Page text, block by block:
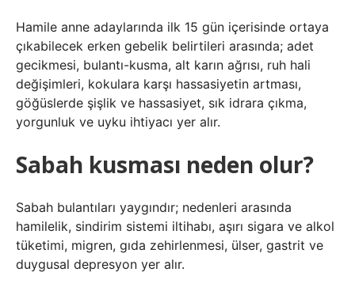
Hamile anne adaylarında ilk 15 gün içerisinde ortaya
çıkabilecek erken gebelik belirtileri arasında; adet
gecikmesi, bulantı-kusma, alt karın ağrısı, ruh hali
değişimleri, kokulara karşı hassasiyetin artması,
göğüslerde şişlik ve hassasiyet, sık idrara çıkma,
yorgunluk ve uyku ihtiyacı yer alır.
Sabah kusması neden olur?
Sabah bulantıları yaygındır; nedenleri arasında
hamilelik, sindirim sistemi iltihabı, aşırı sigara ve alkol
tüketimi, migren, gıda zehirlenmesi, ülser, gastrit ve
duygusal depresyon yer alır.